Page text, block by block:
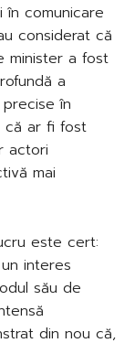
comunicare
considerat că
minister a fost
a
în
că ar fi fost
actori
mai
este cert:
interes
său de
din nou că,